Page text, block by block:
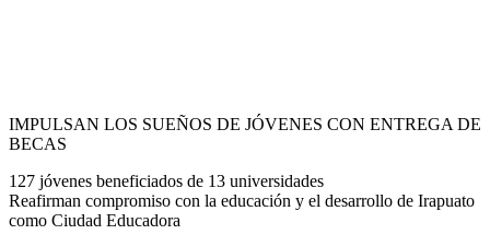
IMPULSAN LOS SUEÑOS DE JÓVENES CON ENTREGA DE
BECAS
127 jóvenes beneficiados de 13 universidades
Reafirman compromiso con la educación y el desarrollo de Irapuato
como Ciudad Educadora